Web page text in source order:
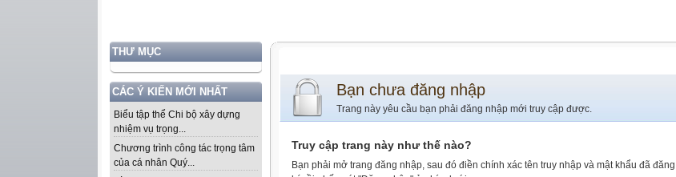
THƯ MỤC
CÁC Ý KIẾN MỚI NHẤT
Biểu tập thể Chi bộ xây dựng
nhiệm vụ trọng...
Chương trình công tác trọng tâm
của cá nhân Quý...
Bạn chưa đăng nhập
Trang này yêu cầu bạn phải đăng nhập mới truy cập được.
Truy cập trang này như thế nào?
Bạn phải mở trang đăng nhập, sau đó điền chính xác tên truy nhập và mật khẩu đã đăng